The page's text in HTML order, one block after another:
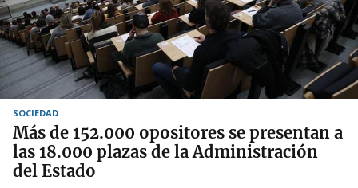
SOCIEDAD
Más de 152.000 opositores se presentan a
las 18.000 plazas de la Administración
del Estado